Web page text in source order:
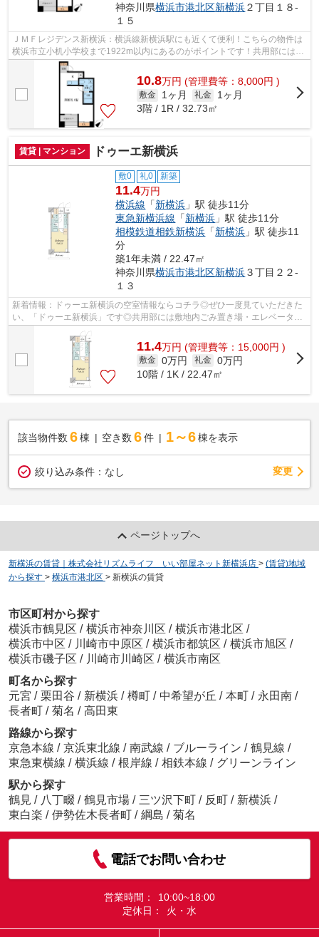
神奈川県横浜市港北区新横浜２丁目１８-
１５
ＪＭＦレジデンス新横浜：横浜線新横浜駅にも近くて便利！こちらの物件は
横浜市立小机小学校まで1922m以内にあるのがポイントです！共用部には敷
地内ごみ置き場・エレベータなど様々な...
10.8万円 (管理費等：8,000円 )
敷金 1ヶ月 礼金
1ヶ月
3階 / 1R / 32.73㎡
賃貸 | マンション ドゥーエ新横浜
敷0 礼0 新築
11.4万円
横浜線 「新横浜 」駅 徒歩11分
東急新横浜線 「新横浜 」駅 徒歩11分
相模鉄道相鉄新横浜 「新横浜 」駅 徒歩11
分
築1年未満 / 22.47㎡
神奈川県横浜市港北区新横浜３丁目２２-
１３
新着情報：ドゥーエ新横浜の空室情報ならコチラ◎ぜひ一度見ていただきた
い、「ドゥーエ新横浜」です◎共用部には敷地内ごみ置き場・エレベータな
どが揃っております◎地上11階建てでニー...
11.4万円 (管理費等：15,000円 )
敷金 0万円 礼金 0万円
10階 / 1K / 22.47㎡
該当物件数 6棟 空き数 6 件 1～6 棟を表示
絞り込み条件： なし 変更
ページトップへ
新横浜の賃貸｜株式会社リズムライフ いい部屋ネット新横浜店 > (賃貸)地域
から探す > 横浜市港北区 > 新横浜の賃貸
市区町村から探す
横浜市鶴見区 / 横浜市神奈川区 / 横浜市港北区 /
横浜市中区 / 川崎市中原区 / 横浜市都筑区 / 横浜市旭区 /
横浜市磯子区 / 川崎市川崎区 / 横浜市南区
町名から探す
元宮 / 栗田谷 / 新横浜 / 樽町 / 中希望が丘 / 本町 / 永田南 /
長者町 / 菊名 / 高田東
路線から探す
京急本線 / 京浜東北線 / 南武線 / ブルーライン / 鶴見線 /
東急東横線 / 横浜線 / 根岸線 / 相鉄本線 / グリーンライン
駅から探す
鶴見 / 八丁畷 / 鶴見市場 / 三ツ沢下町 / 反町 / 新横浜 /
東白楽 / 伊勢佐木長者町 / 綱島 / 菊名
電話でお問い合わせ
営業時間：
10:00~18:00
定休日：
火・水